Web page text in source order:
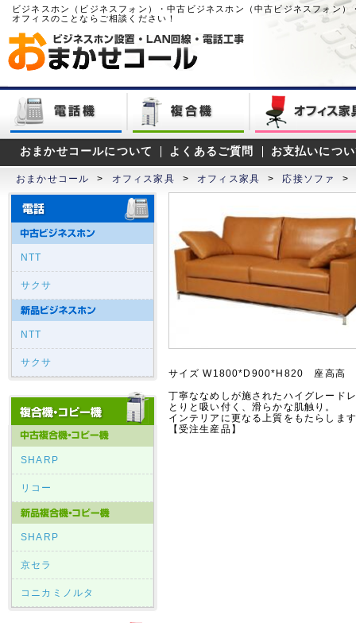
ビジネスホン（ビジネスフォン）・中古ビジネスホン（中古ビジネスフォン
オフィスのことならご相談ください！
おまかせコールについて よくあるご質問 お支払いにつ
おまかせコール > オフィス家具 > オフィス家具 > 応接ソファ >
NTT
サクサ
NTT
サクサ
SHARP
リコー
SHARP
京セラ
コニカミノルタ
サイズ W1800*D900*H820 座高高
丁寧ななめしが施されたハイグレード
とりと吸い付く、滑らかな肌触り。
インテリアに更なる上質をもたらしま
【受注生産品】